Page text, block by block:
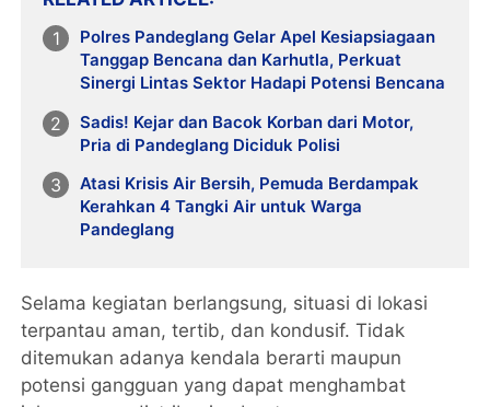
Polres Pandeglang Gelar Apel Kesiapsiagaan
Tanggap Bencana dan Karhutla, Perkuat
Sinergi Lintas Sektor Hadapi Potensi Bencana
Sadis! Kejar dan Bacok Korban dari Motor,
Pria di Pandeglang Diciduk Polisi
Atasi Krisis Air Bersih, Pemuda Berdampak
Kerahkan 4 Tangki Air untuk Warga
Pandeglang
Selama kegiatan berlangsung, situasi di lokasi
terpantau aman, tertib, dan kondusif. Tidak
ditemukan adanya kendala berarti maupun
potensi gangguan yang dapat menghambat